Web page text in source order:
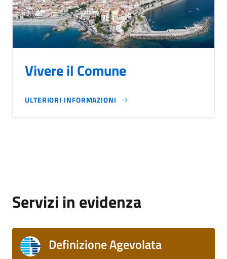
Vivere il Comune
ULTERIORI INFORMAZIONI
Servizi in evidenza
Definizione Agevolata